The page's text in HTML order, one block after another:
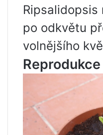
Ripsalidopsis
po odkvětu
volnějšího